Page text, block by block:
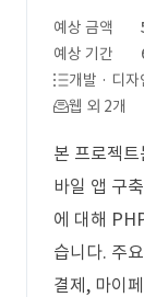
예상 금액
예상 기간
개발 · 디자
웹 외 2개
본 프로젝
바일 앱 구
에 대해
습니다. 주
결제, 마이